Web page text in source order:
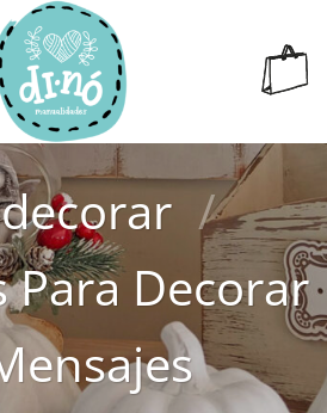
/
Para Decorar